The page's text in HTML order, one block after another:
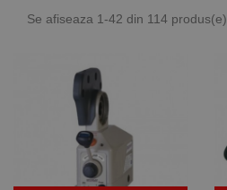
Se afiseaza 1-42 din 114 produs(e)